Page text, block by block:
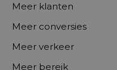
Meer klanten
Meer conversies
Meer verkeer
Meer bereik